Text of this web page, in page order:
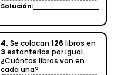
Solución:
4. Se colocan126 libros en
3 estanterías por igual.
¿Cuántos libros van en
cada una?